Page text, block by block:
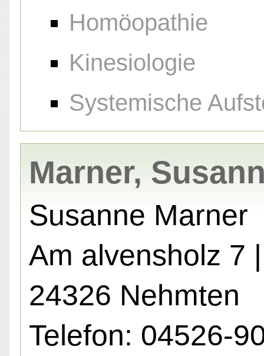
Homöopathie
Kinesiologie
Systemische
Marner,
Susanne Marner
Am alvensholz 7 |
24326 Nehmten
Telefon: 04526-